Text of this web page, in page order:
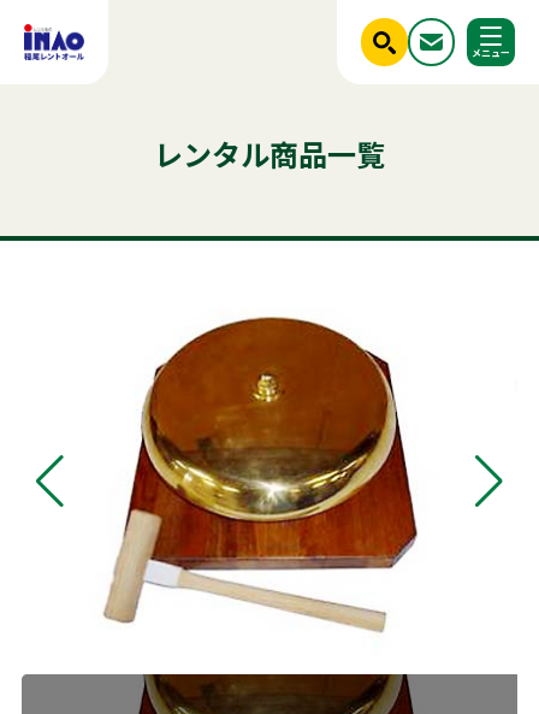
ご利用シーンから探す
はじめての方へ
レンタル規約
店舗情報
新着情報
実績紹介
見積依頼フォーム
お問い合わせ
よくある質問
プライバシーポリシー
見積リスト
閉じる
テントテーブル発電機クーラー椅子フライヤーベンチ
商品ジャンルから探す ご利用シーンから探す
セット商品 照明機器
屋外イベント用品 事務用品
展示会用品
パーティー用品
レンタル商品一覧